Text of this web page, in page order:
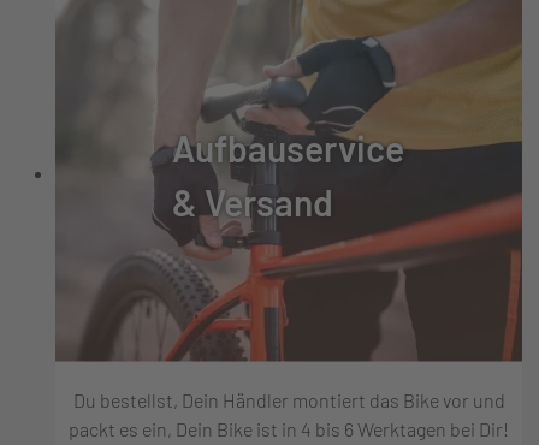
Aufbauservice
& Versand
Du bestellst, Dein Händler montiert das Bike vor und
packt es ein, Dein Bike ist in 4 bis 6 Werktagen bei Dir!